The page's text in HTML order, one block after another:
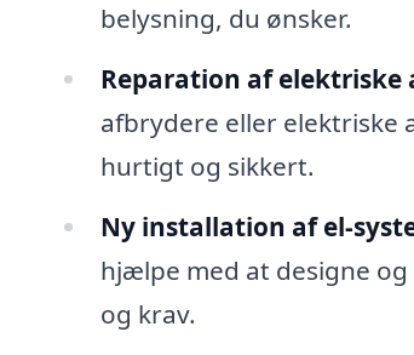
belysning, du ønsker.
Reparation af elektriske
afbrydere eller elektriske
hurtigt og sikkert.
Ny installation af el-
hjælpe med at designe
og krav.